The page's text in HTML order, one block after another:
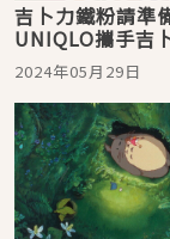
吉卜力鐵粉請準
UNIQLO攜手吉
室推出「Hey，
Go！」UT系列 5
迷人登場！
2024年05月29日